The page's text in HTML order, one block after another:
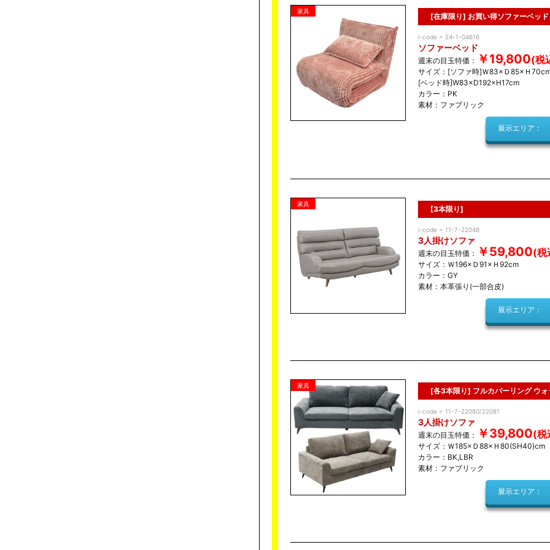
[在庫限り] お買い得ソファーベッド
i-code = 24-1-04616
ソファーベッド
週末の目玉特価： ￥19,800
サイズ：[ソファ時]Ｗ83×Ｄ85×Ｈ
[ベッド時]W83×D192×H17cm
カラー：PK
素材：ファブリック
展示エリア：
家具
[3本限り]
i-code = 11-7-22048
3人掛けソファ
週末の目玉特価： ￥59,800
サイズ：Ｗ196×Ｄ91×Ｈ92cm
カラー：GY
素材：本革張り(一部合皮)
展示エリア：
家具
[各3本限り] フルカバーリング ウ
i-code = 11-7-22080/22081
3人掛けソファ
週末の目玉特価： ￥39,800
サイズ：Ｗ185×Ｄ88×Ｈ80(SH40)cm
カラー：BK,LBR
素材：ファブリック
展示エリア：
家具